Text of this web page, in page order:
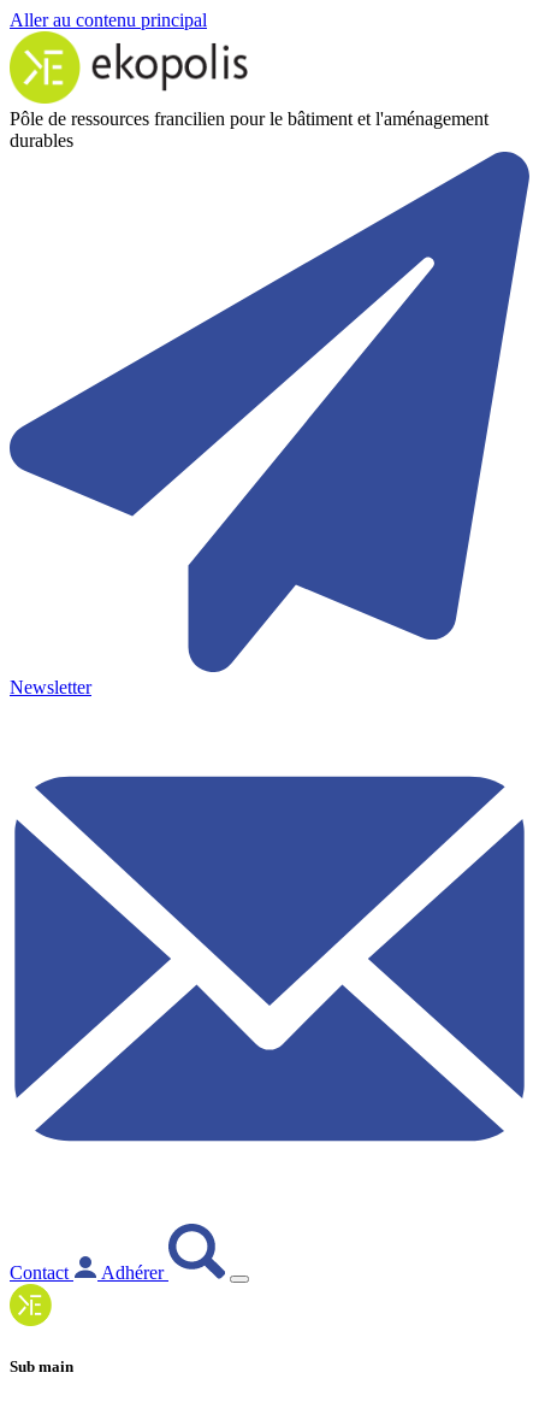
Aller au contenu principal
Pôle de ressources francilien pour le bâtiment et l'aménagement
durables
Newsletter
Contact Adhérer
Sub main